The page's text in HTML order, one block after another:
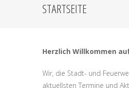
STARTSEITE
Herzlich Willkommen
Wir, die Stadt- und
aktuellsten Termine und